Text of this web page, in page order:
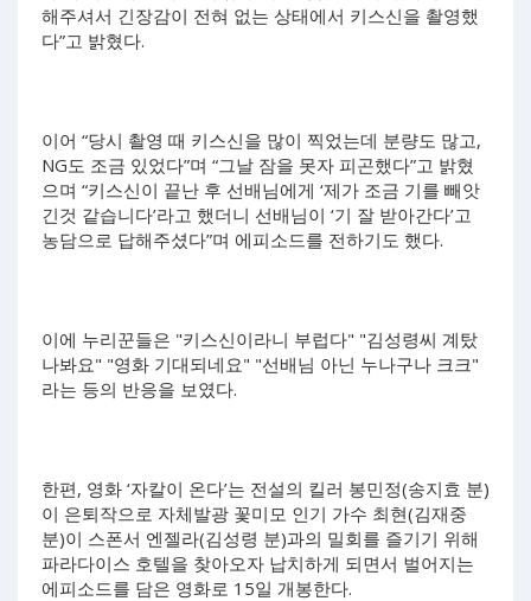
해주셔서 긴장감이 전혀 없는 상태에서 키스신을 촬영했
다”고 밝혔다.
이어 “당시 촬영 때 키스신을 많이 찍었는데 분량도 많고,
NG도 조금 있었다”며 “그날 잠을 못자 피곤했다”고 밝혔
으며 “키스신이 끝난 후 선배님에게 ‘제가 조금 기를 빼앗
긴것 같습니다’라고 했더니 선배님이 ‘기 잘 받아간다’고
농담으로 답해주셨다”며 에피소드를 전하기도 했다.
이에 누리꾼들은 "키스신이라니 부럽다" "김성령씨 계탔
나봐요" "영화 기대되네요" "선배님 아닌 누나구나 크크"
라는 등의 반응을 보였다.
한편, 영화 ‘자칼이 온다’는 전설의 킬러 봉민정(송지효 분)
이 은퇴작으로 자체발광 꽃미모 인기 가수 최현(김재중
분)이 스폰서 엔젤라(김성령 분)과의 밀회를 즐기기 위해
파라다이스 호텔을 찾아오자 납치하게 되면서 벌어지는
에피소드를 담은 영화로 15일 개봉한다.